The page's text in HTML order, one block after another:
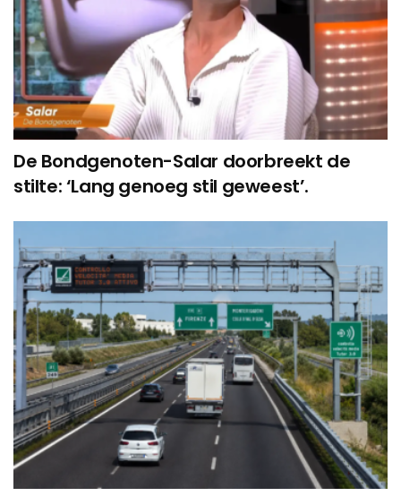
De Bondgenoten-Salar doorbreekt de
stilte: ‘Lang genoeg stil geweest’.